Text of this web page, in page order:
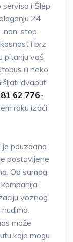
i Šlep
24
non-stop.
i brz
pitanju vaš
ili neko
dvaput,
62 776-
roku izaći
je pouzdana
postavljene
Od samog
voznog
može
koje mogu